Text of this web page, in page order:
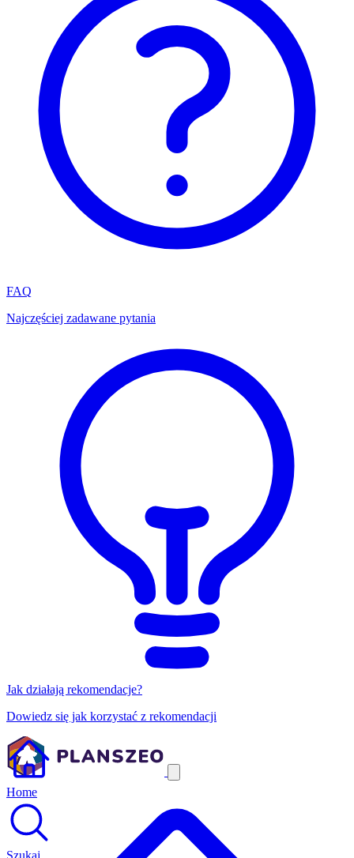
FAQ
Najczęściej zadawane pytania
Jak działają rekomendacje?
Dowiedz się jak korzystać z rekomendacji
Home
Szukaj